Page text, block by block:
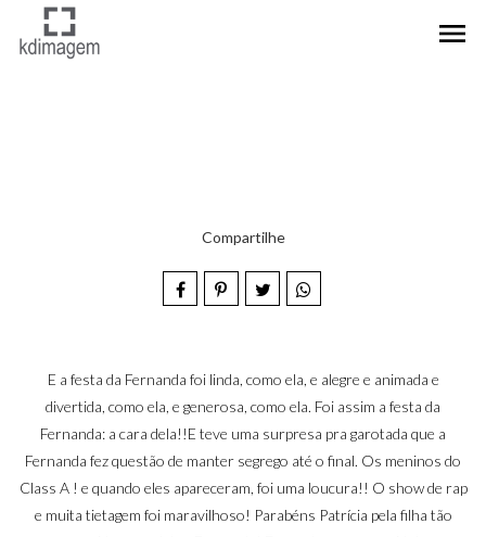
menu
Compartilhe
E a festa da Fernanda foi linda, como ela, e alegre e animada e
divertida, como ela, e generosa, como ela. Foi assim a festa da
Fernanda: a cara dela!!E teve uma surpresa pra garotada que a
Fernanda fez questão de manter segrego até o final. Os meninos do
Class A ! e quando eles apareceram, foi uma loucura!! O show de rap
e muita tietagem foi maravilhoso! Parabéns Patrícia pela filha tão